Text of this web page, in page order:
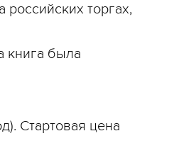
российских торгах,
книга была
Стартовая цена